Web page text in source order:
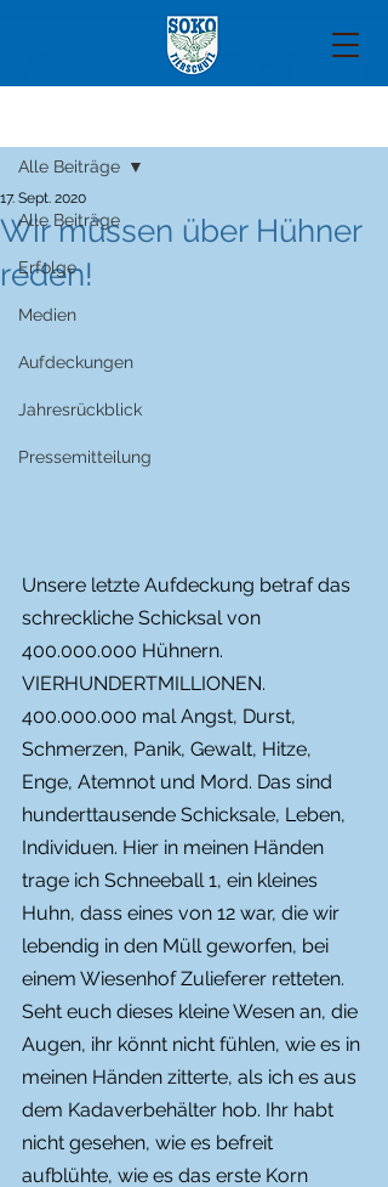
Alle Beiträge
Erfolge
Medien
Aufdeckungen
Jahresrückblick
Pressemitteilung
Alle Beiträge
Wir müssen über Hühner
reden!
17. Sept. 2020
Unsere letzte Aufdeckung betraf das
schreckliche Schicksal von
400.000.000 Hühnern.
VIERHUNDERTMILLIONEN.
400.000.000 mal Angst, Durst,
Schmerzen, Panik, Gewalt, Hitze,
Enge, Atemnot und Mord. Das sind
hunderttausende Schicksale, Leben,
Individuen. Hier in meinen Händen
trage ich Schneeball 1, ein kleines
Huhn, dass eines von 12 war, die wir
lebendig in den Müll geworfen, bei
einem Wiesenhof Zulieferer retteten.
Seht euch dieses kleine Wesen an, die
Augen, ihr könnt nicht fühlen, wie es in
meinen Händen zitterte, als ich es aus
dem Kadaverbehälter hob. Ihr habt
nicht gesehen, wie es befreit
aufblühte, wie es das erste Korn